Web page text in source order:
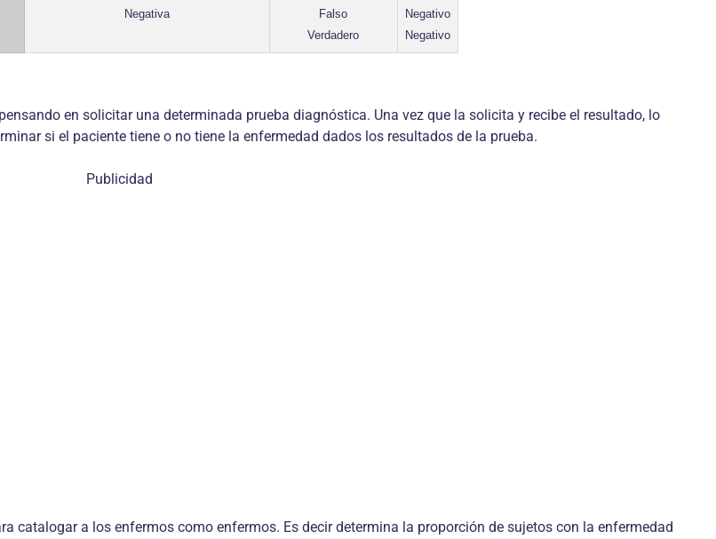
Negativa
Falso
Verdadero
Negativo
Negativo
en solicitar una determinada prueba diagnóstica. Una vez que la solicita y recibe el resultado, lo
si el paciente tiene o no tiene la enfermedad dados los resultados de la prueba.
Publicidad
catalogar a los enfermos como enfermos. Es decir determina la proporción de sujetos con la enfermedad